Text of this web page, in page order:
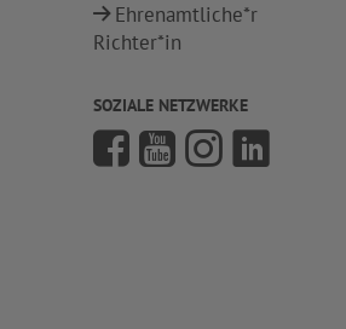
Ehrenamtliche*r
Richter*in
SOZIALE NETZWERKE